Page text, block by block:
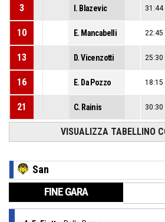
3 I. Blazevic 31:44
10 E. Mancabelli 22:45
13 D. Vicenzotti 25:30
16 E. Da Pozzo 18:15
21 C. Rainis 30:30
VISUALIZZA TABELLINO
San
FINE GARA